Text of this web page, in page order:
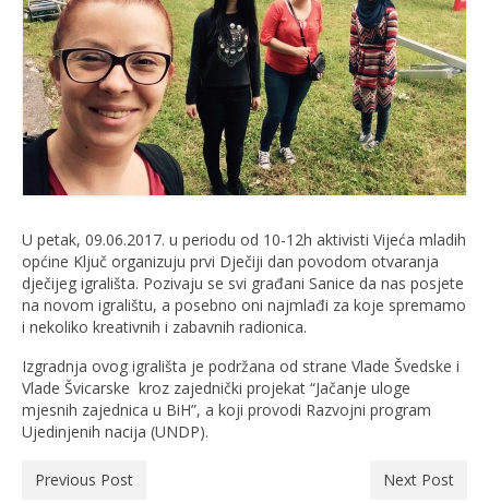
U petak, 09.06.2017. u periodu od 10-12h aktivisti Vijeća mladih
općine Ključ organizuju prvi Dječiji dan povodom otvaranja
dječijeg igrališta. Pozivaju se svi građani Sanice da nas posjete
na novom igralištu, a posebno oni najmlađi za koje spremamo
i nekoliko kreativnih i zabavnih radionica.
Izgradnja ovog igrališta je podržana od strane Vlade Švedske i
Vlade Švicarske kroz zajednički projekat “Jačanje uloge
mjesnih zajednica u BiH”, a koji provodi Razvojni program
Ujedinjenih nacija (UNDP).
Previous Post Next Post